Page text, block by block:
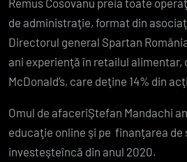
de administraţie, format din
Directorul general Spartan
ani experienţă în retailul alimentar,
McDonald’s, care deţine 14% din
Omul de afaceriŞtefan Mandachi
educaţie online şi pe finanţarea
investeşteîncă din anul 2020.